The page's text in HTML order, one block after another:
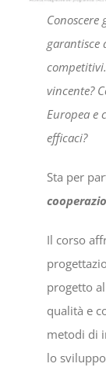
garantisce
vincente?
Europea e
efficaci?
Sta per
Il corso
progetto
qualità e
metodi di
lo